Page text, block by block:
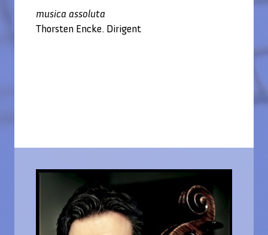
musica assoluta
Thorsten Encke. Dirigent